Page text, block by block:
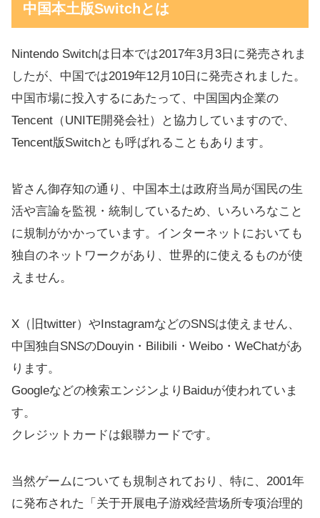
中国本土版Switchとは
Nintendo Switchは日本では2017年3月3日に発売されま
したが、中国では2019年12月10日に発売されました。
中国市場に投入するにあたって、中国国内企業の
Tencent（UNITE開発会社）と協力していますので、
Tencent版Switchとも呼ばれることもあります。
皆さん御存知の通り、中国本土は政府当局が国民の生
活や言論を監視・統制しているため、いろいろなこと
に規制がかかっています。インターネットにおいても
独自のネットワークがあり、世界的に使えるものが使
えません。
X（旧twitter）やInstagramなどのSNSは使えません、
中国独自SNSのDouyin・Bilibili・Weibo・WeChatがあ
ります。
Googleなどの検索エンジンよりBaiduが使われていま
す。
クレジットカードは銀聯カードです。
当然ゲームについても規制されており、特に、2001年
に発布された「关于开展电子游戏经营场所专项治理的